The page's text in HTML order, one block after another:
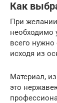
Как
При
необходимо
всего
исходя из
Материал,
это